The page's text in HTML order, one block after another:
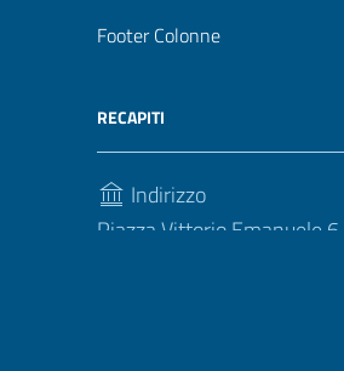
Footer Colonne
RECAPITI
Indirizzo
Piazza Vittorio Emanuele 6